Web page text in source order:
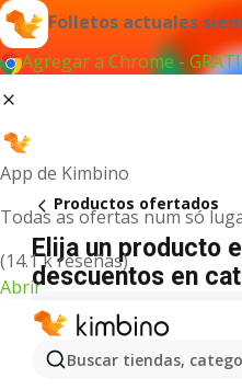
Folletos actuales
Agregar a Chrome -
App de Kimbino
Todas as ofertas num só
(14.1 k reseñas)
Abrir
Buscar tiendas,
Productos ofertados
Elija un producto
descuentos en
A B C
N
O P Q R